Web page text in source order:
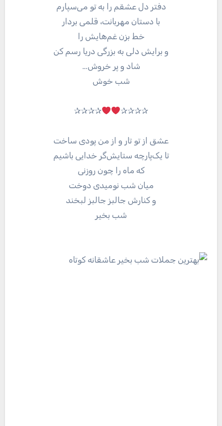
دفتر دل عشقم را به تو می‌سپارم
با دستان مهربانت، قلمی بردار
خط بزن غم‌هایش را
و برایش دلی به بزرگی دریا رسم کن
شاد و پر خروش…
شب خوش
✰✰✰✰
✰✰✰✰
عشق از تو تار و از من پودی ساخت
تا یک‌پارچه ستایش‌گر خدایی باشیم
که ماه را چون روزنی
میان شب نومیدی دوخت
و کنارش جالبز جالبز لبخند
شب بخیر